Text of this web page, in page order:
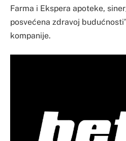
Farma i Ekspera apoteke,
posvećena zdravoj
kompanije.